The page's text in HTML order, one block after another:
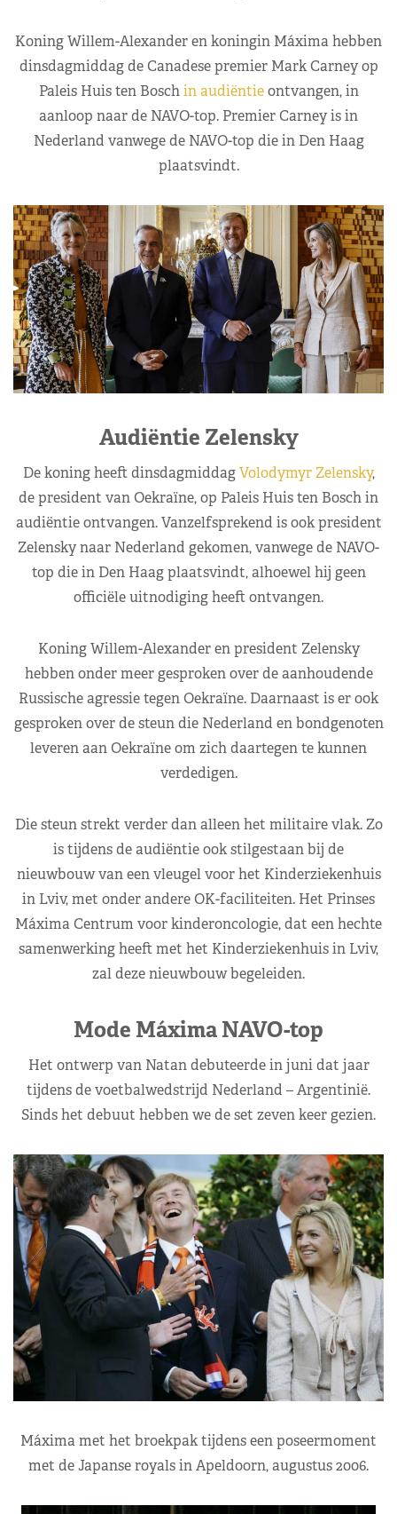
Koning Willem-Alexander en koningin Máxima hebben
dinsdagmiddag de Canadese premier Mark Carney op
Paleis Huis ten Boschin audiëntieontvangen, in
aanloop naar de NAVO-top. Premier Carney is in
Nederland vanwege de NAVO-top die in Den Haag
plaatsvindt.
Audiëntie Zelensky
De koning heeft dinsdagmiddagVolodymyr Zelensky,
de president van Oekraïne, op Paleis Huis ten Bosch in
audiëntie ontvangen. Vanzelfsprekend is ook president
Zelensky naar Nederland gekomen, vanwege de NAVO-
top die in Den Haag plaatsvindt, alhoewel hij geen
officiële uitnodiging heeft ontvangen.
Koning Willem-Alexander en president Zelensky
hebben onder meer gesproken over de aanhoudende
Russische agressie tegen Oekraïne. Daarnaast is er ook
gesproken over de steun die Nederland en bondgenoten
leveren aan Oekraïne om zich daartegen te kunnen
verdedigen.
Die steun strekt verder dan alleen het militaire vlak. Zo
is tijdens de audiëntie ook stilgestaan bij de
nieuwbouw van een vleugel voor het Kinderziekenhuis
in Lviv, met onder andere OK-faciliteiten. Het Prinses
Máxima Centrum voor kinderoncologie, dat een hechte
samenwerking heeft met het Kinderziekenhuis in Lviv,
zal deze nieuwbouw begeleiden.
Mode Máxima NAVO-top
Het ontwerp van Natan debuteerde in juni dat jaar
tijdens de voetbalwedstrijd Nederland – Argentinië.
Sinds het debuut hebben we de set zeven keer gezien.
Máxima met het broekpak tijdens een poseermoment
met de Japanse royals in Apeldoorn, augustus 2006.